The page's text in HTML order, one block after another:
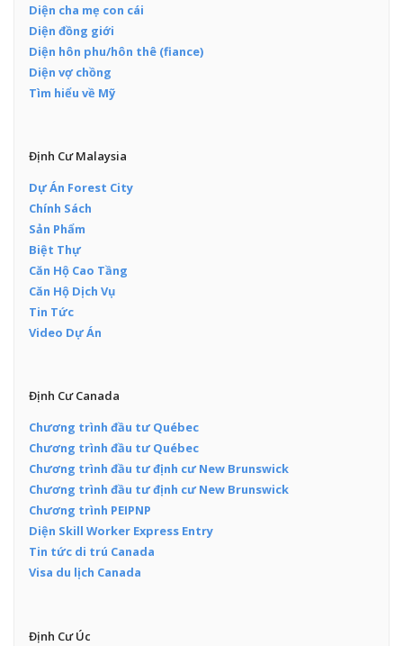
Diện cha mẹ con cái
Diện đồng giới
Diện hôn phu/hôn thê (fiance)
Diện vợ chồng
Tìm hiểu về Mỹ
Định Cư Malaysia
Dự Án Forest City
Chính Sách
Sản Phẩm
Biệt Thự
Căn Hộ Cao Tầng
Căn Hộ Dịch Vụ
Tin Tức
Video Dự Án
Định Cư Canada
Chương trình đầu tư Québec
Chương trình đầu tư Québec
Chương trình đầu tư định cư New Brunswick
Chương trình đầu tư định cư New Brunswick
Chương trình PEIPNP
Diện Skill Worker Express Entry
Tin tức di trú Canada
Visa du lịch Canada
Định Cư Úc